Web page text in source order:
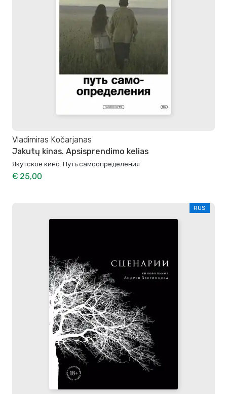
Vladimiras Kočarjanas
Jakutų kinas. Apsisprendimo kelias
Якутское кино. Путь самоопределения
€ 25,00
RUS